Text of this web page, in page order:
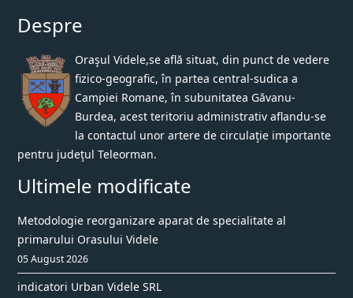
Despre
Oraşul Videle,se află situat, din punct de vedere
fizico-geografic, în partea central-sudica a
Campiei Romane, în subunitatea Găvanu-
Burdea, acest teritoriu administrativ aflandu-se
la contactul unor artere de circulaţie importante
pentru judeţul Teleorman.
Ultimele modificate
Metodologie reorganizare aparat de specialitate al
primarului Orasului Videle
05 August 2026
indicatori Urban Videle SRL